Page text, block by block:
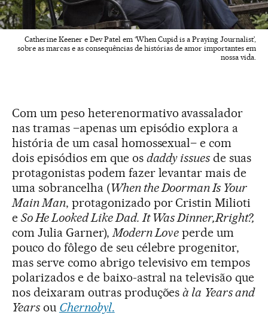
Catherine Keener e Dev Patel em ‘When Cupid is a Praying Journalist’,
sobre as marcas e as consequências de histórias de amor importantes em
nossa vida.
Com um peso heterenormativo avassalador
nas tramas –apenas um episódio explora a
história de um casal homossexual– e com
dois episódios em que os daddy issues de suas
protagonistas podem fazer levantar mais de
uma sobrancelha (When the Doorman Is Your
Main Man, protagonizado por Cristin Milioti
e So He Looked Like Dad. It Was Dinner,Rright?,
com Julia Garner),Modern Love perde um
pouco do fôlego de seu célebre progenitor,
mas serve como abrigo televisivo em tempos
polarizados e de baixo-astral na televisão que
nos deixaram outras produçõesà la Years and
Yearsou Chernobyl.